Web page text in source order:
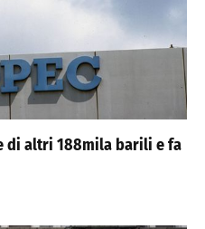
di altri 188mila barili e fa